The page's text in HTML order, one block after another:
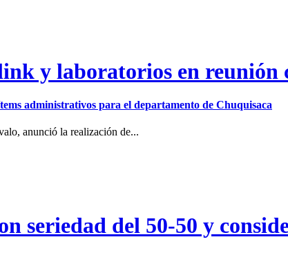
y laboratorios en reunión
administrativos para el departamento de Chuquisaca
anunció la realización de...
seriedad del 50-50 y